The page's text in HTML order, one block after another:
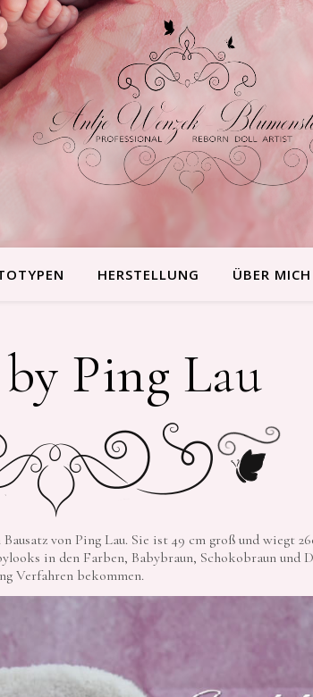
HERSTELLUNG ÜBER MICH
Ping Lau
von Ping Lau. Sie ist 49 cm groß und wiegt
in den Farben, Babybraun, Schokobraun und
Verfahren bekommen.